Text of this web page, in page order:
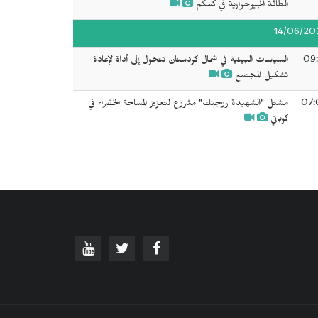
الطاقة الجيوحرارية في كمكم
14/06/
السياسات البيئية في شمال كردستان تتحول إلى أداة لإعادة
تشكيل المجتمع
مشتل "الشهيدة روجنك" مشروع لتعزيز المساحة الخضراء في
كوباني